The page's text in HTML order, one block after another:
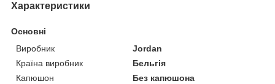
Характеристики
Основні
Виробник
Jordan
Країна виробник
Бельгія
Капюшон
Без капюшона